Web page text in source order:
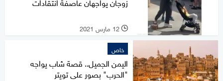
l 12 مارس 2021
خاص
اليمن الجميل.. قصة شاب يواجه
"الحرب" بصور على تويتر